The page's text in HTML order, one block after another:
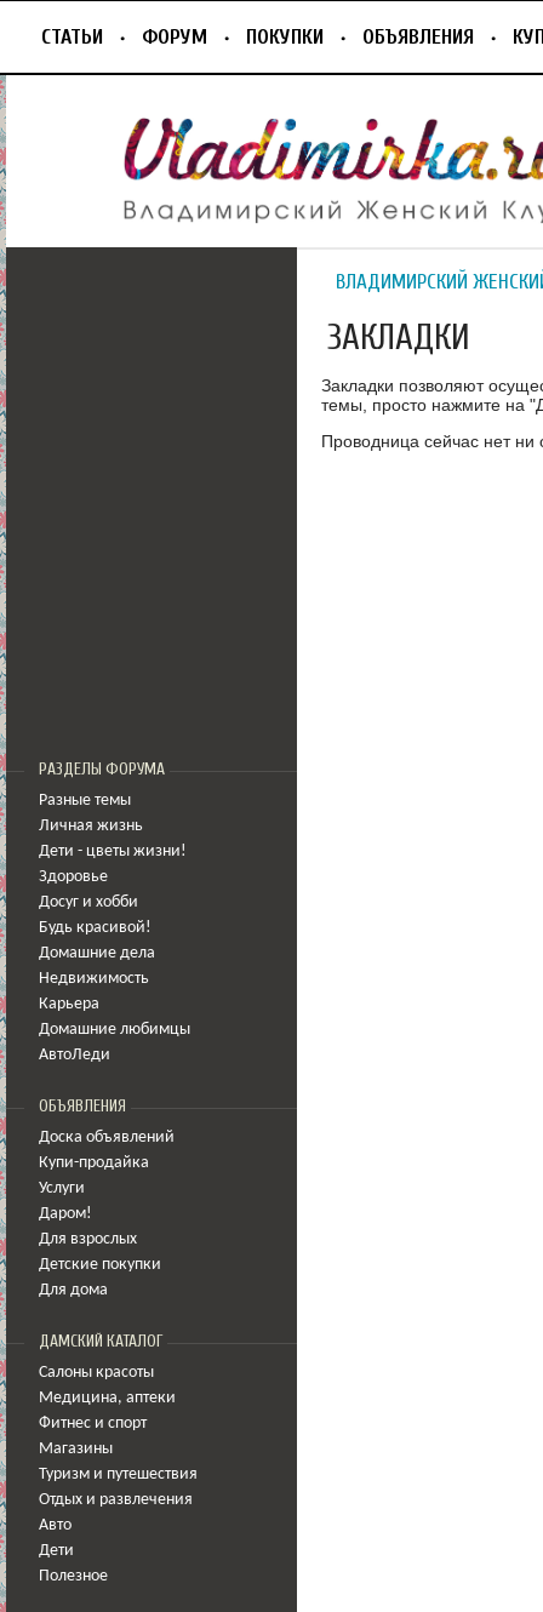
СТАТЬИ ФОРУМ ПОКУПКИ ОБЪЯВЛЕНИЯ
РАЗДЕЛЫ ФОРУМА
Разные темы
Личная жизнь
Дети - цветы жизни!
Здоровье
Досуг и хобби
Будь красивой!
Домашние дела
Недвижимость
Карьера
Домашние любимцы
АвтоЛеди
ОБЪЯВЛЕНИЯ
Доска объявлений
Купи-продайка
Услуги
Даром!
Для взрослых
Детские покупки
Для дома
ДАМСКИЙ КАТАЛОГ
Салоны красоты
Медицина, аптеки
Фитнес и спорт
Магазины
Туризм и путешествия
Отдых и развлечения
Авто
Дети
Полезное
ВЛАДИМИРСКИЙ
ЗАКЛАДКИ
Закладки позволяют
темы, просто нажмите на
Проводница сейчас нет ни